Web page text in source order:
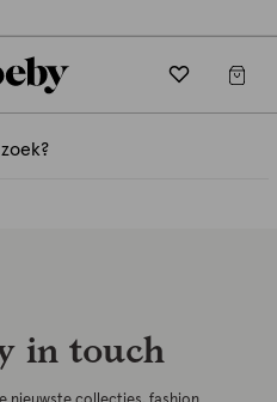
in touch